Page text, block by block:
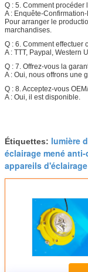
Q : 5. Comment
A : Enquête-
Pour arranger le
marchandises.
Q : 6. Comment effectuer
A : TTT, Paypal, Western
Q : 7. Offrez-vous la
A : Oui, nous offrons une
Q : 8. Acceptez-vous
A : Oui, il est disponible.
Étiquettes: lumière
éclairage mené
appareils